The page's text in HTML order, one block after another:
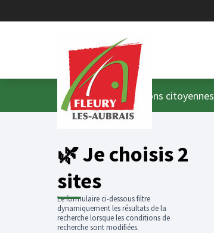
AccueilMenu principal
/ Consultations citoyennes
🌿 Je choisis 2
sites
Le formulaire ci-dessous filtre
dynamiquement les résultats de la
recherche lorsque les conditions de
recherche sont modifiées.